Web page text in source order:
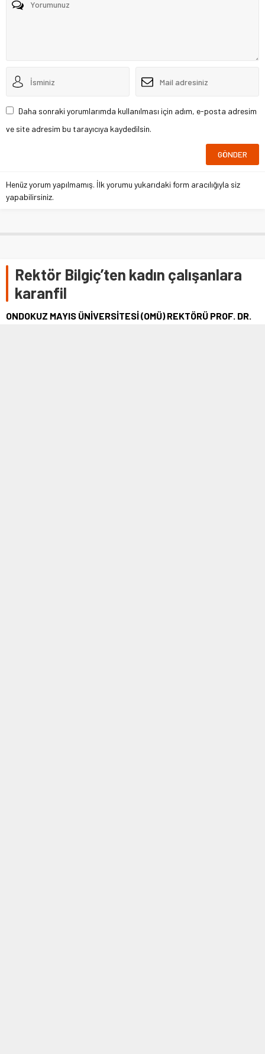
Daha sonraki yorumlarımda kullanılması için adım, e-posta adresim
ve site adresim bu tarayıcıya kaydedilsin.
Henüz yorum yapılmamış. İlk yorumu yukarıdaki form aracılığıyla siz
yapabilirsiniz.
Rektör Bilgiç’ten kadın çalışanlara
karanfil
ONDOKUZ MAYIS ÜNİVERSİTESİ (OMÜ) REKTÖRÜ PROF. DR.